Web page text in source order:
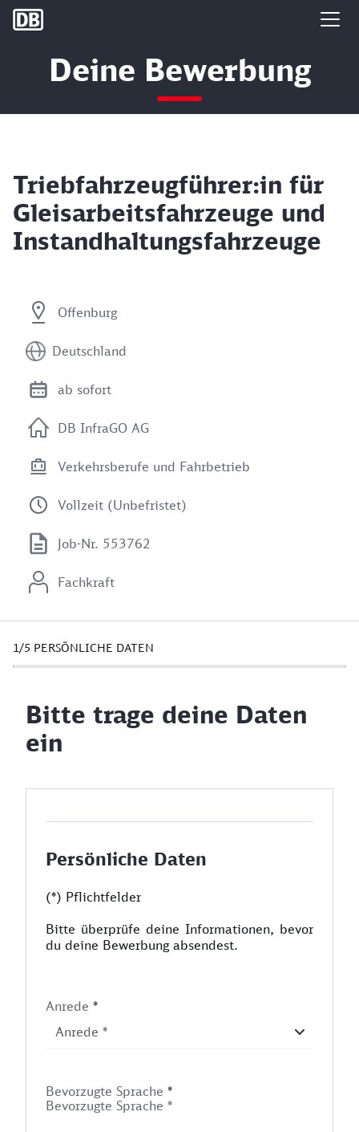
DB Group
Deine Bewerbung
Triebfahrzeugführer:in für
Gleisarbeitsfahrzeuge und
Instandhaltungsfahrzeuge
Offenburg
Deutschland
ab sofort
DB InfraGO AG
Verkehrsberufe und Fahrbetrieb
Vollzeit (Unbefristet)
Job-Nr. 553762
Fachkraft
1/5 PERSÖNLICHE DATEN
Bitte trage deine Daten
ein
Persönliche Daten
(*) Pflichtfelder
Bitte überprüfe deine Informationen, bevor
du deine Bewerbung absendest.
Anrede *
Bevorzugte Sprache *
Bevorzugte Sprache *